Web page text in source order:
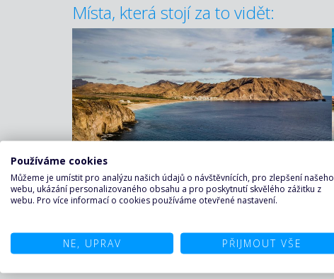
Místa, která stojí za to vidět:
Používáme cookies
Můžeme je umístit pro analýzu našich údajů o návštěvnících, pro zlepšení našeho
webu, ukázání personalizovaného obsahu a pro poskytnutí skvělého zážitku z
webu. Pro více informací o cookies používáme otevřené nastavení.
NE, UPRAV PŘIJMOUT VŠE